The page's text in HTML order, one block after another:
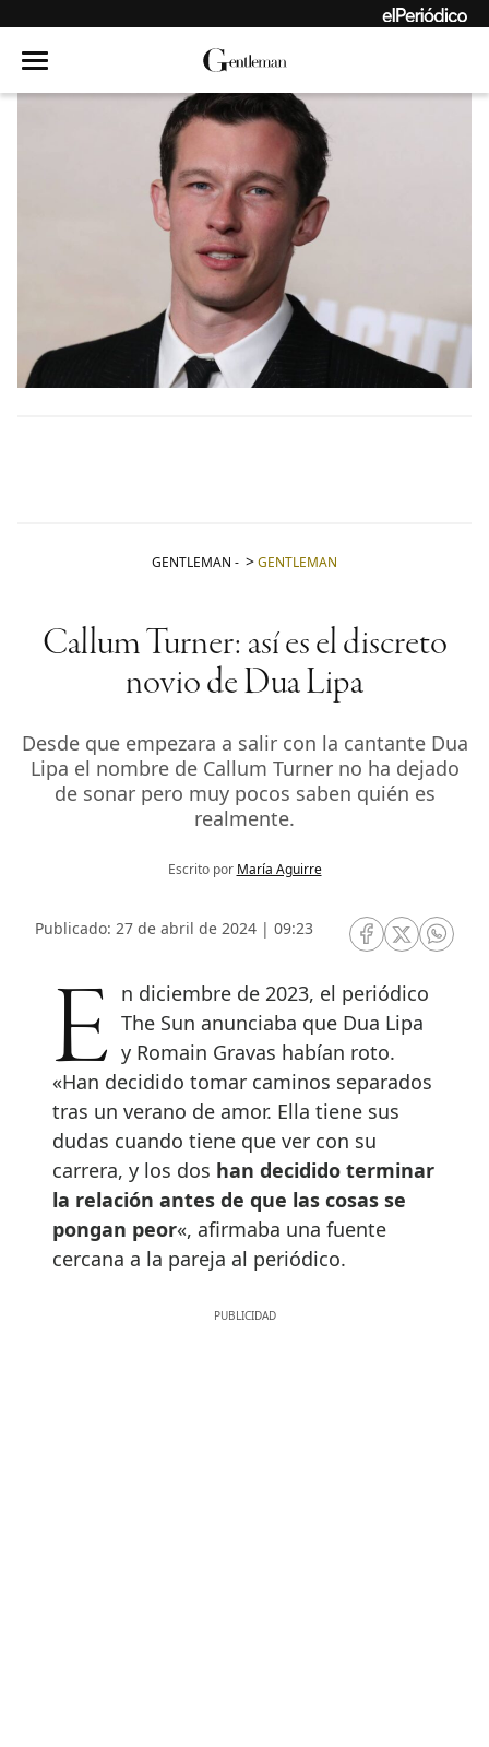
GENTLEMAN - GENTLEMAN
Callum Turner: así es el discreto
novio de Dua Lipa
Desde que empezara a salir con la cantante Dua
Lipa el nombre de Callum Turner no ha dejado
de sonar pero muy pocos saben quién es
realmente.
Escrito por María Aguirre
Publicado: 27 de abril de 2024 | 09:23
RRSS Facebook
RRSSRRSS
En diciembre de 2023, el periódico The Sun anunciaba que Dua Lipa
y Romain Gravas habían roto.
«Han decidido tomar caminos separados
tras un verano de amor. Ella tiene sus
dudas cuando tiene que ver con su
carrera, y los dos han decidido terminar
la relación antes de que las cosas se
pongan peor«, afirmaba una fuente
cercana a la pareja al periódico.